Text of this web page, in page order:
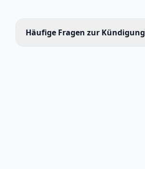
Häufige Fragen zur Kündigung